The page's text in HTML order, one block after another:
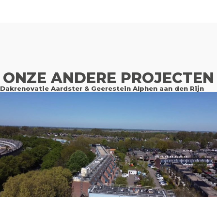
ONZE ANDERE PROJECTEN
Dakrenovatie Aardster & Geerestein Alphen aan den Rijn